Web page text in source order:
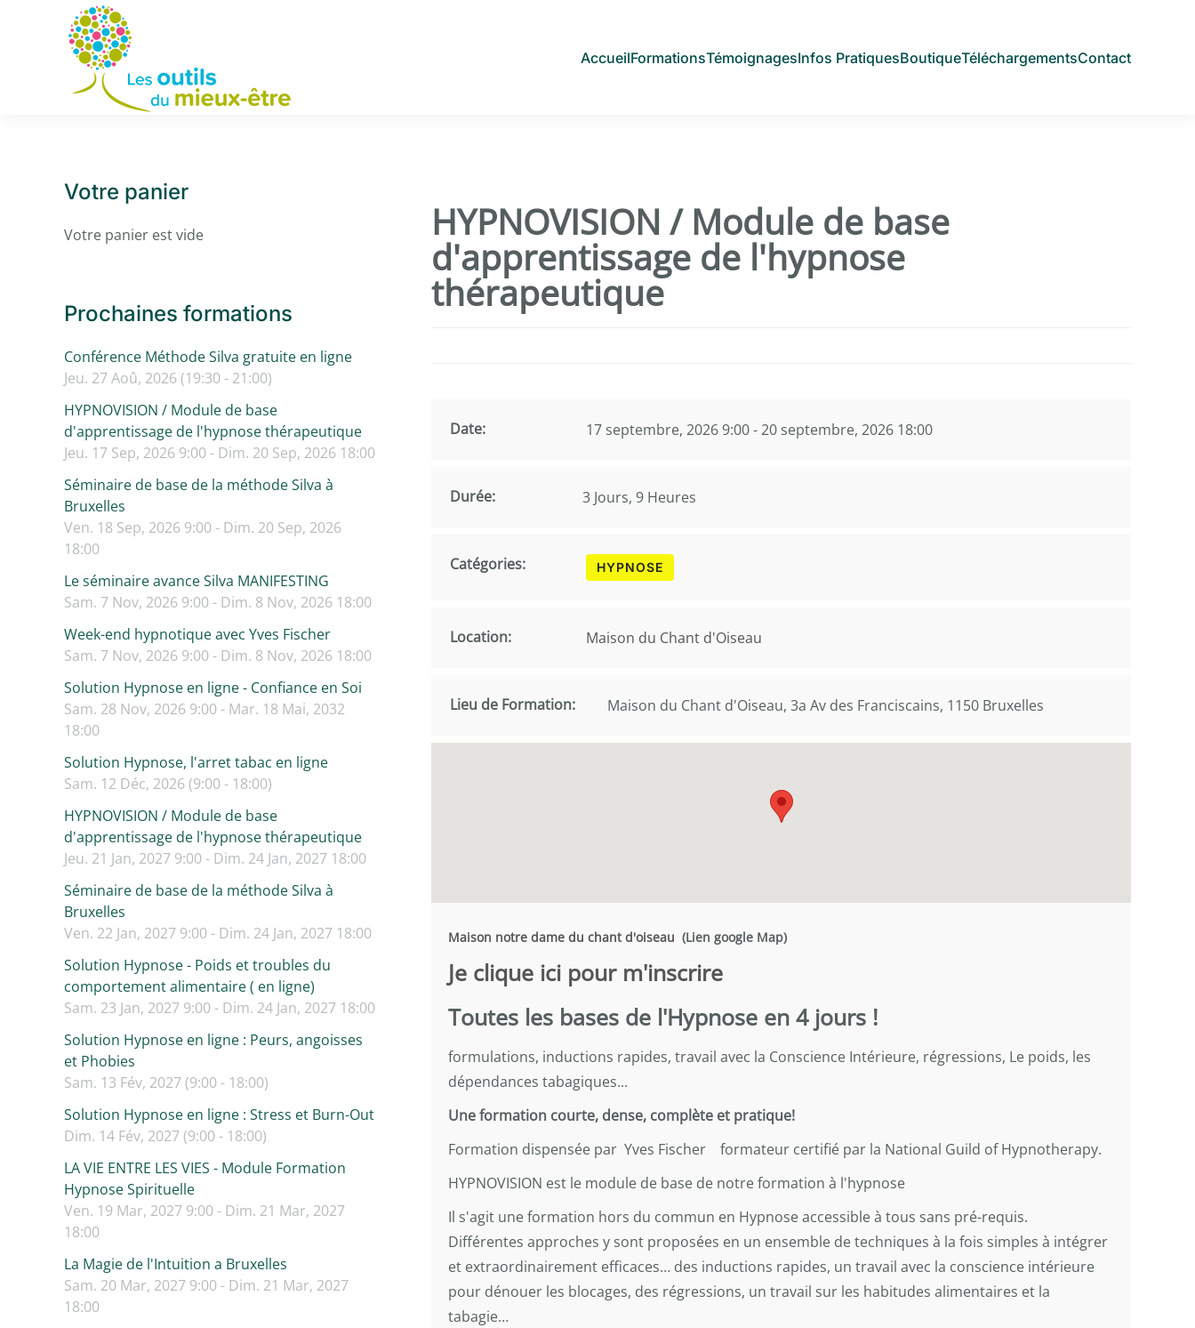
Accéder au contenu principal AccueilFormationsTémoignagesInfos PratiquesBoutiqueTéléchargementsContact
HYPNOVISION / Module de base
d'apprentissage de l'hypnose
thérapeutique
Date: 17 septembre, 2026 9:00 - 20 septembre, 2026 18:00
Durée: 3 Jours, 9 Heures
Catégories: HYPNOSE
Location: Maison du Chant d'Oiseau
Lieu de Formation: Maison du Chant d'Oiseau, 3a Av des Franciscains, 1150 Bruxelles
Maison notre dame du chant d'oiseau (Lien google Map)
Je clique ici pour m'inscrire
Toutes les bases de l'Hypnose en 4 jours !
formulations, inductions rapides, travail avec la Conscience Intérieure, régressions, Le poids, les
dépendances tabagiques...
Une formation courte, dense, complète et pratique!
Formation dispensée par Yves Fischer formateur certifié par la National Guild of Hypnotherapy.
HYPNOVISION est le module de base de notre formation à l'hypnose
Il s'agit une formation hors du commun en Hypnose accessible à tous sans pré-requis.
Différentes approches y sont proposées en un ensemble de techniques à la fois simples à intégrer
et extraordinairement efficaces… des inductions rapides, un travail avec la conscience intérieure
pour dénouer les blocages, des régressions, un travail sur les habitudes alimentaires et la
tabagie…
Votre panier
Votre panier est vide
Prochaines formations
Conférence Méthode Silva gratuite en ligne
Jeu. 27 Aoû, 2026 (19:30 - 21:00)
HYPNOVISION / Module de base
d'apprentissage de l'hypnose thérapeutique
Jeu. 17 Sep, 2026 9:00 - Dim. 20 Sep, 2026 18:00
Séminaire de base de la méthode Silva à
Bruxelles
Ven. 18 Sep, 2026 9:00 - Dim. 20 Sep, 2026
18:00
Le séminaire avance Silva MANIFESTING
Sam. 7 Nov, 2026 9:00 - Dim. 8 Nov, 2026 18:00
Week-end hypnotique avec Yves Fischer
Sam. 7 Nov, 2026 9:00 - Dim. 8 Nov, 2026 18:00
Solution Hypnose en ligne - Confiance en Soi
Sam. 28 Nov, 2026 9:00 - Mar. 18 Mai, 2032
18:00
Solution Hypnose, l'arret tabac en ligne
Sam. 12 Déc, 2026 (9:00 - 18:00)
HYPNOVISION / Module de base
d'apprentissage de l'hypnose thérapeutique
Jeu. 21 Jan, 2027 9:00 - Dim. 24 Jan, 2027 18:00
Séminaire de base de la méthode Silva à
Bruxelles
Ven. 22 Jan, 2027 9:00 - Dim. 24 Jan, 2027 18:00
Solution Hypnose - Poids et troubles du
comportement alimentaire ( en ligne)
Sam. 23 Jan, 2027 9:00 - Dim. 24 Jan, 2027 18:00
Solution Hypnose en ligne : Peurs, angoisses
et Phobies
Sam. 13 Fév, 2027 (9:00 - 18:00)
Solution Hypnose en ligne : Stress et Burn-Out
Dim. 14 Fév, 2027 (9:00 - 18:00)
LA VIE ENTRE LES VIES - Module Formation
Hypnose Spirituelle
Ven. 19 Mar, 2027 9:00 - Dim. 21 Mar, 2027
18:00
La Magie de l'Intuition a Bruxelles
Sam. 20 Mar, 2027 9:00 - Dim. 21 Mar, 2027
18:00